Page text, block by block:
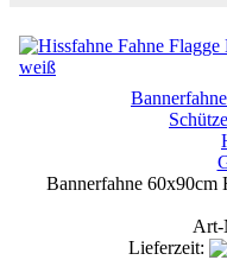
Bannerfahne 60x90cm
Art-
Lieferzeit: